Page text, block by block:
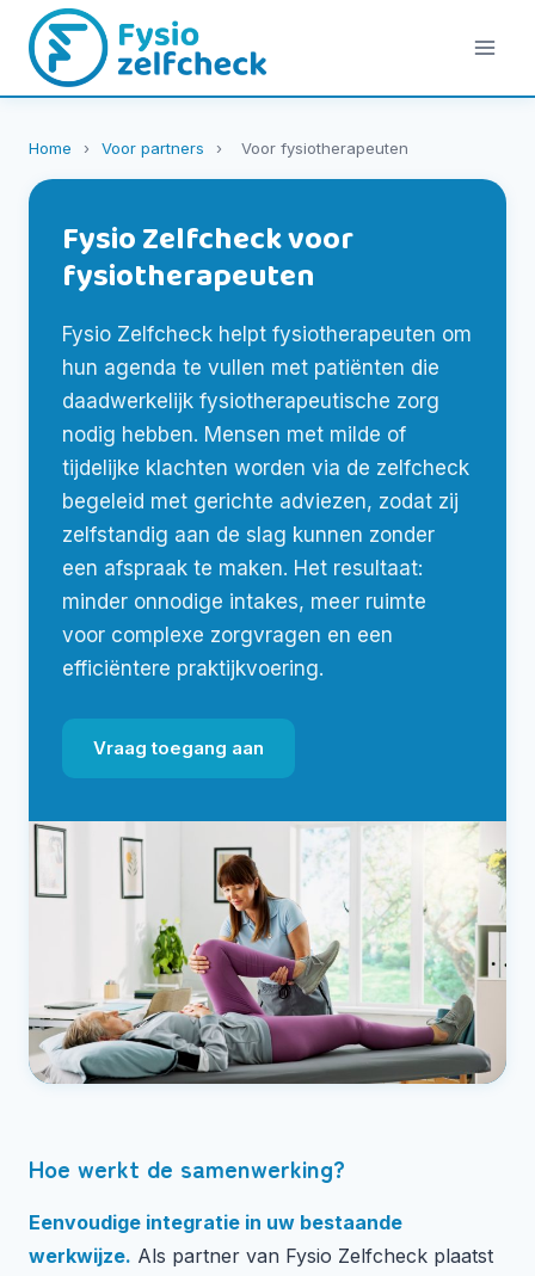
Doorgaan
naar
inhoud
Home › Voor partners › Voor fysiotherapeuten
Fysio Zelfcheck voor
fysiotherapeuten
Fysio Zelfcheck helpt fysiotherapeuten om
hun agenda te vullen met patiënten die
daadwerkelijk fysiotherapeutische zorg
nodig hebben. Mensen met milde of
tijdelijke klachten worden via de zelfcheck
begeleid met gerichte adviezen, zodat zij
zelfstandig aan de slag kunnen zonder
een afspraak te maken. Het resultaat:
minder onnodige intakes, meer ruimte
voor complexe zorgvragen en een
efficiëntere praktijkvoering.
Vraag toegang aan
Hoe werkt de samenwerking?
Eenvoudige integratie in uw bestaande
werkwijze. Als partner van Fysio Zelfcheck plaatst